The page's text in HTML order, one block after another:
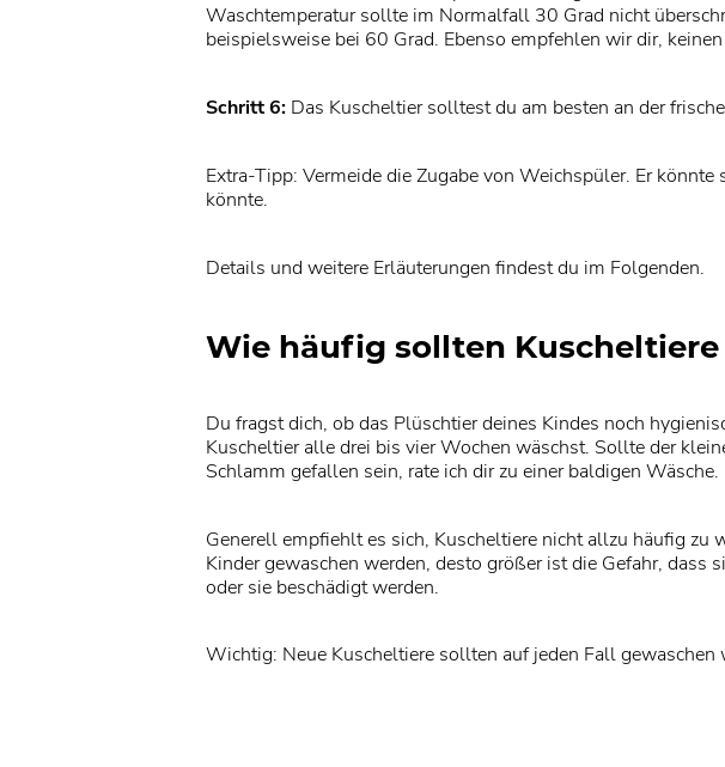
Waschtemperatur sollte im Normalfall 30 Grad nicht
beispielsweise bei 60 Grad. Ebenso empfehlen wir dir,
Schritt 6:Das Kuscheltier solltest du am besten an der
Extra-Tipp: Vermeide die Zugabe von Weichspüler. Er
könnte.
Details und weitere Erläuterungen findest du im Folgenden.
Wie häufig sollten
Du fragst dich, ob das Plüschtier deines Kindes noch
Kuscheltier alle drei bis vier Wochen wäschst. Sollte der
Schlamm gefallen sein, rate ich dir zu einer baldigen Wäsche.
Generell empfiehlt es sich, Kuscheltiere nicht allzu häufig zu
Kinder gewaschen werden, desto größer ist die Gefahr, dass
oder sie beschädigt werden.
Wichtig: Neue Kuscheltiere sollten auf jeden Fall